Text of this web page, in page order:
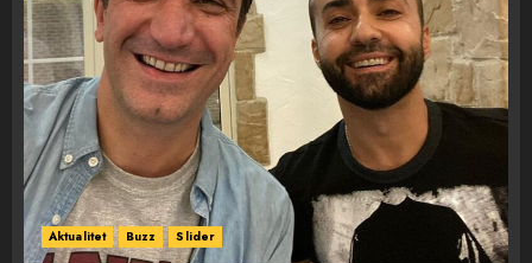
Aktualitet Buzz Slider